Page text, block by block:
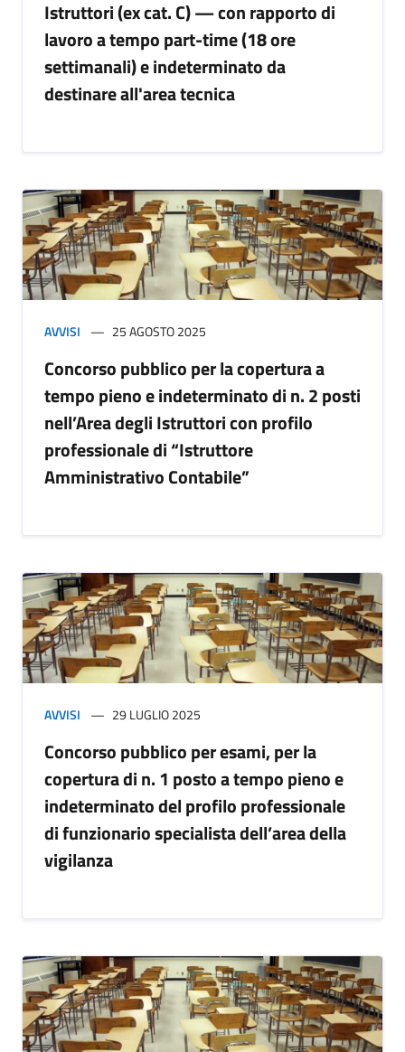
Istruttori (ex cat. C) — con rapporto di
lavoro a tempo part-time (18 ore
settimanali) e indeterminato da
destinare all'area tecnica
AVVISI 25 AGOSTO 2025
Concorso pubblico per la copertura a
tempo pieno e indeterminato di n. 2 posti
nell’Area degli Istruttori con profilo
professionale di “Istruttore
Amministrativo Contabile”
AVVISI 29 LUGLIO 2025
Concorso pubblico per esami, per la
copertura di n. 1 posto a tempo pieno e
indeterminato del profilo professionale
di funzionario specialista dell’area della
vigilanza